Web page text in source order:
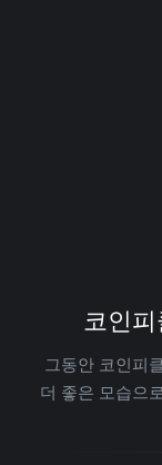
코인
그동안 코인피
더 좋은 모습으